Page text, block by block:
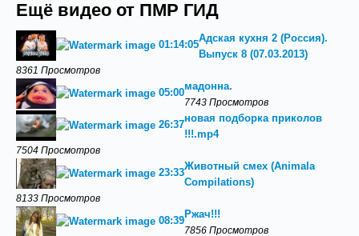
Ещё видео от ПМР ГИД
01:14:05
Адская кухня 2 (Россия).
Выпуск 8 (07.03.2013)
8361 Просмотров
05:00
мадонна.
7743 Просмотров
26:37
новая подборка приколов
!!!.mp4
7504 Просмотров
23:33
Животный смех (Animala
Compilations)
8133 Просмотров
08:39
Ржач!!!
7856 Просмотров